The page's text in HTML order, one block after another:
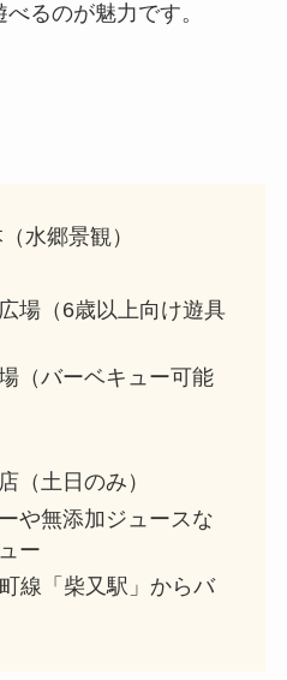
るのが魅力です。
水郷景観）
場（6歳以上向け遊具
（バーベキュー可能
（土日のみ）
や無添加ジュースな
ー
線「柴又駅」からバ